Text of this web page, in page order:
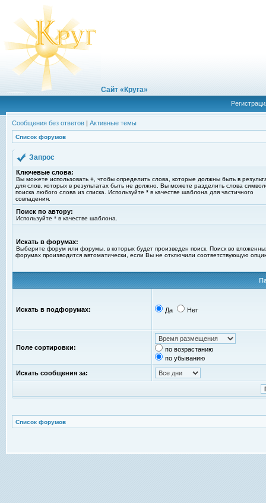
Сайт «Круга»
Сообщения без ответов | Активные темы
Список форумов
Запрос
Ключевые слова:
Вы можете использовать + , чтобы определить слова, которые должны быть в
для слов, которых в результатах быть не должно. Вы можете разделить слова
поиска любого слова из списка. Используйте * в качестве шаблона для частичного
совпадения.
Поиск по автору:
Используйте * в качестве шаблона.
Искать в форумах:
Выберите форум или форумы, в которых будет произведен поиск. Поиск во
форумах производится автоматически, если Вы не отключили соответствующую
Искать в подфорумах: Да Нет
Поле сортировки:
по возрастанию
по убыванию
Искать сообщения за:
Список форумов